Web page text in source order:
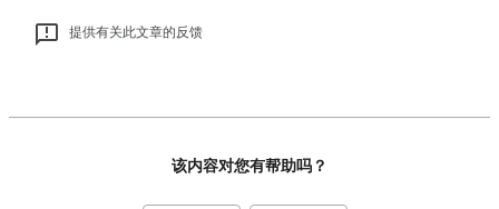
提供有关此文章的反馈
该内容对您有帮助吗？